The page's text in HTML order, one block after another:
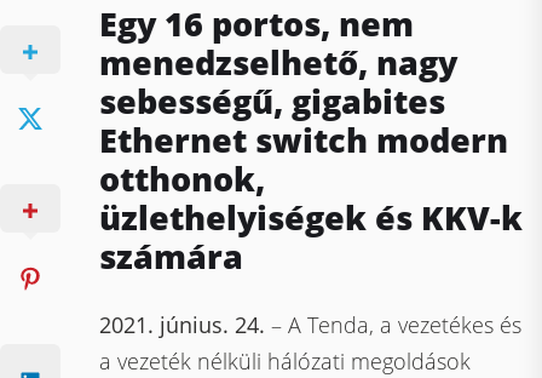
Egy 16 portos, nem
menedzselhető, nagy
sebességű, gigabites
Ethernet switch modern
otthonok,
üzlethelyiségek és KKV-k
számára
2021. június. 24. – A Tenda, a vezetékes és
a vezeték nélküli hálózati megoldások